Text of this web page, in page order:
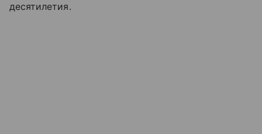
десятилетия.